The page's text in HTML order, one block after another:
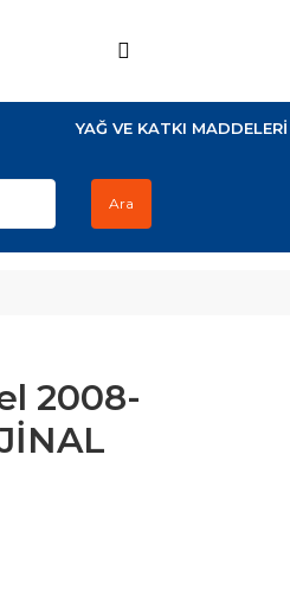
YAĞ VE KATKI MADDELERİ
Ara
2008-